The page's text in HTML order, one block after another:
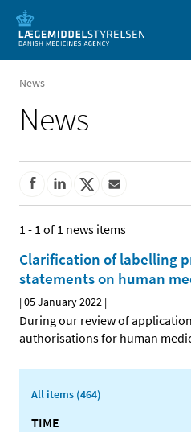
News
News
1 - 1 of 1 news items
Clarification of labelling
statements on human
|05 January 2022 |
During our review of
authorisations for human
All items (464)
TIME